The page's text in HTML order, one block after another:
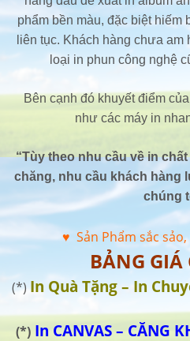
phẩm bền màu, đặc biệt hiếm
liên tục. Khách hàng chưa
loại in phun công nghệ
Bên cạnh đó khuyết điểm
như các máy in
“Tùy theo nhu cầu về in
chăng, nhu cầu khách hàng
chúng
♥ Sản Phẩm sắc
BẢNG GIÁ
(*)In Quà Tặng – In
(*) In CANVAS – CĂNG